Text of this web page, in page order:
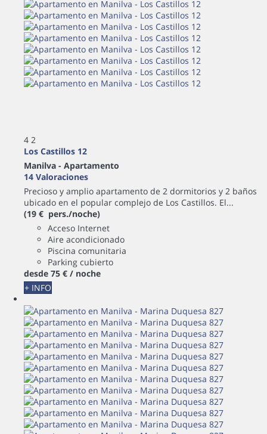
4 2
Los Castillos 12
Manilva - Apartamento
14 Valoraciones
Precioso y amplio apartamento de 2 dormitorios y 2 baños
ubicado en el popular complejo de Los Castillos. El...
(19 € pers./noche)
Acceso Internet
Aire acondicionado
Piscina comunitaria
Parking cubierto
desde 75 € / noche
+ INFO